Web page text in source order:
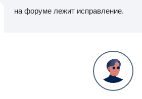
на форуме лежит исправление.